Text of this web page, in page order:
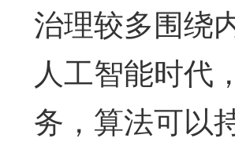
治理较多围绕
人工智能时代
务，算法可以